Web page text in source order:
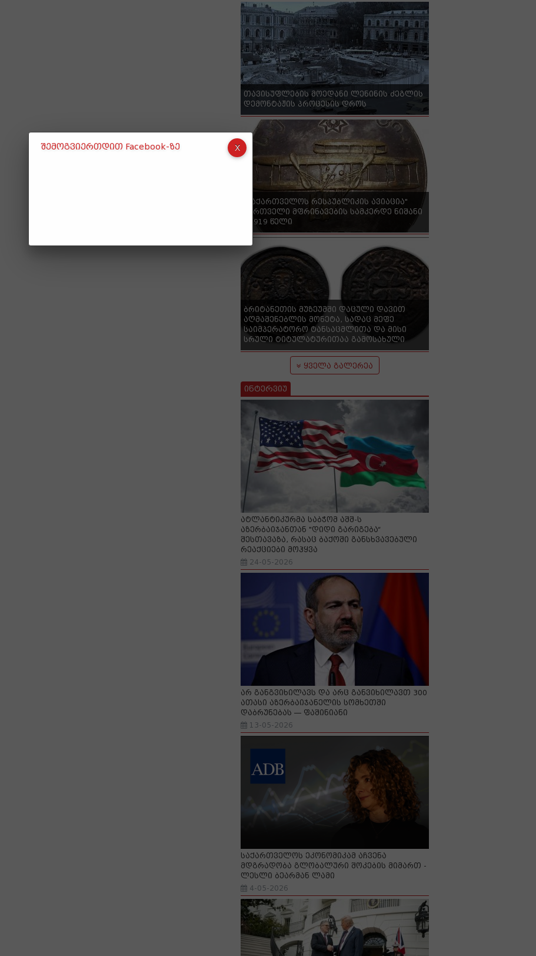
თავისუფლების მოედანი ლენინის ძეგლის
დემონტაჟის პროცესის დროს
"საქართველოს რესპუბლიკის ავიაცია"
ქართველი მფრინავების სამკერდე ნიშანი
- 1919 წელი
ბრიტანეთის მუზეუმში დაცული დავით
აღმაშენებლის მონეტა, სადაც მეფე
საიმპერატორო ტანსაცმლითა და მისი
სრული ტიტულატურითაა გამოსახული
ყველა გალერეა
ინტერვიუ
ატლანტიკურმა საბჭომ აშშ-ს
აზერბაიჯანთან "დიდი გარიგება“
შესთავაზა, რასაც ბაქოში განსხვავებული
რეაქციები მოჰყვა
24-05-2026
არ განგვიხილავს და არც განვიხილავთ 300
ათასი აზერბაიჯანელის სომხეთში
დაბრუნებას — ფაშინიანი
13-05-2026
საქართველოს ეკონომიკამ აჩვენა
მდგრადობა გლობალური შოკების მიმართ -
ლესლი ბეარმან ლამი
4-05-2026
შემოგვიერთდით Facebook-ზე